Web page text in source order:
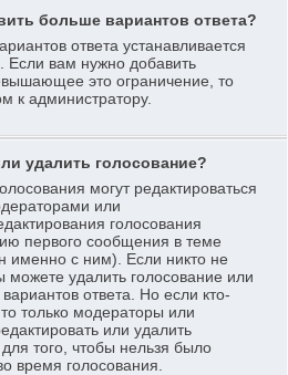
больше вариантов ответа?
ответа устанавливается
вам нужно добавить
это ограничение, то
к администратору.
удалить голосование?
могут редактироваться
или
голосования
первого сообщения в теме
именно с ним). Если никто не
можете удалить голосование или
ответа. Но если кто-
только модераторы или
или удалить
того, чтобы нельзя было
время голосования.